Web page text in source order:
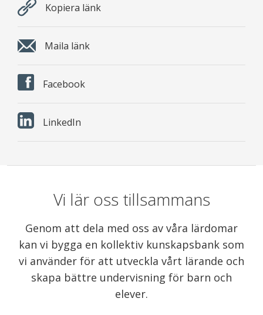
Kopiera länk
Maila länk
Facebook
LinkedIn
Vi lär oss tillsammans
Genom att dela med oss av våra lärdomar
kan vi bygga en kollektiv kunskapsbank som
vi använder för att utveckla vårt lärande och
skapa bättre undervisning för barn och
elever.